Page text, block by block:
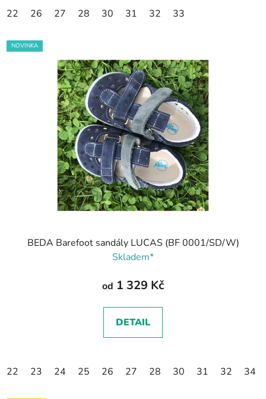
22 26 27 28 30 31 32 33
NOVINKA
BEDA Barefoot sandály LUCAS (BF 0001/SD/W)
Skladem*
od 1 329 Kč
DETAIL
22 23 24 25 26 27 28 30 31 32 34